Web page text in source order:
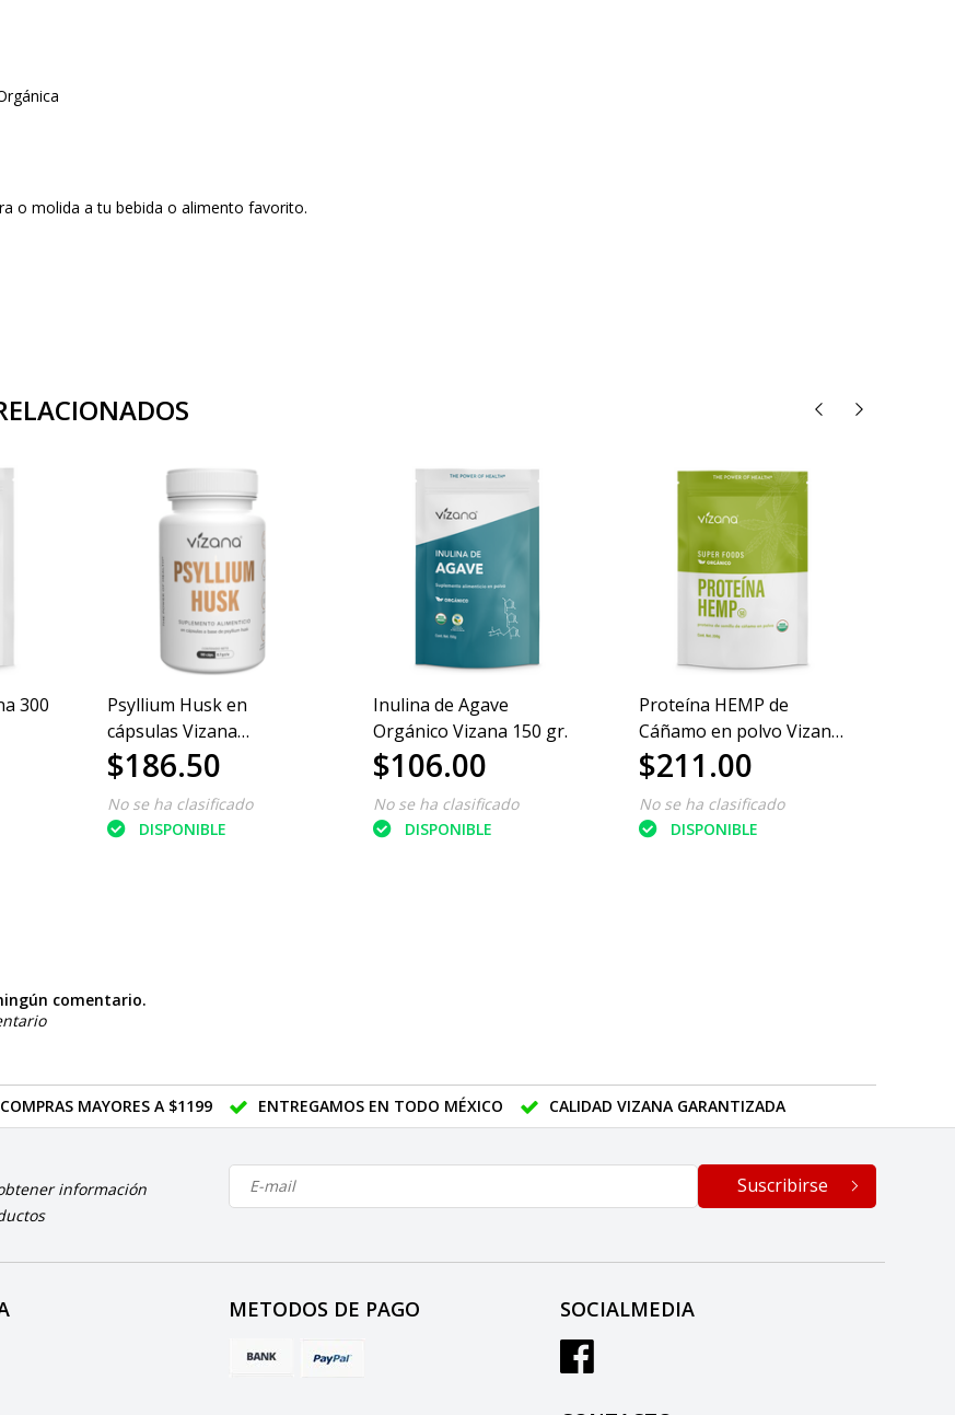
o molida a tu bebida o alimento favorito.
300
Psyllium Husk en
cápsulas Vizana
Nutrition 180/700mg
$186.50
No se ha clasificado
DISPONIBLE
Inulina de Agave
Orgánico Vizana 150 gr.
$106.00
No se ha clasificado
DISPONIBLE
Proteína HEMP de
Cáñamo en polvo Vizana
200 gr.
$211.00
No se ha clasificado
DISPONIBLE
comentario.
MAYORES A $1199 ENTREGAMOS EN TODO MÉXICO CALIDAD VIZANA GARANTIZADA
información
Suscribirse
METODOS DE PAGO SOCIALMEDIA